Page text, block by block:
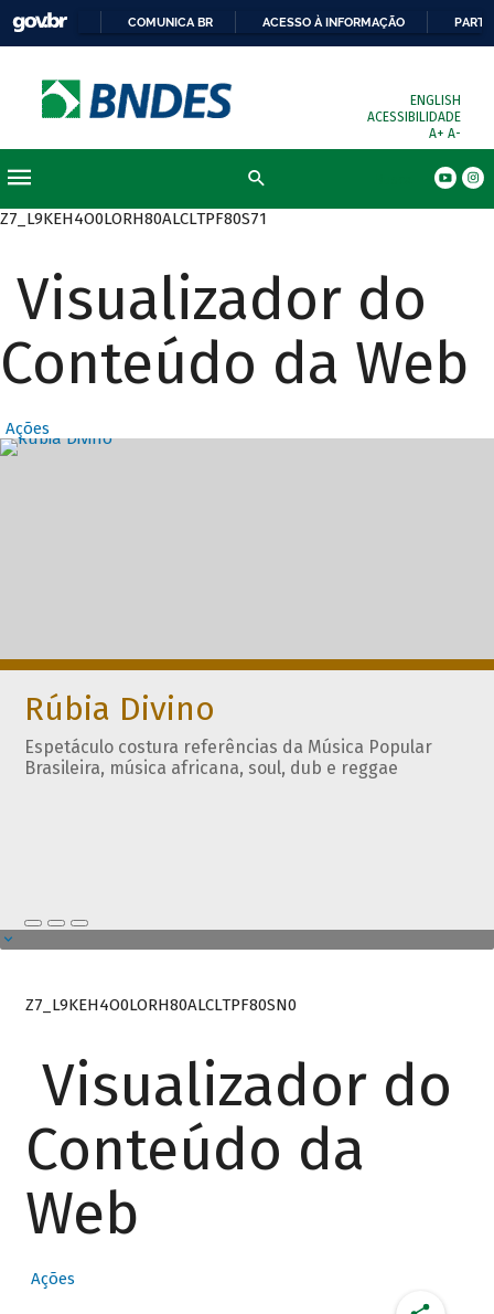
COMUNICA BR ACESSO À INFORMAÇÃO
ENGLISH
ACESSIBILIDADE
A+ A-
Z7_L9KEH4O0LORH80ALCLTPF80S71
Visualizador do
Conteúdo da Web
Ações
Destaques
Rúbia Divino
Espetáculo costura referências da Música Popular
Brasileira, música africana, soul, dub e reggae
Z7_L9KEH4O0LORH80ALCLTPF80SN0
Visualizador do
Conteúdo da
Web
Ações